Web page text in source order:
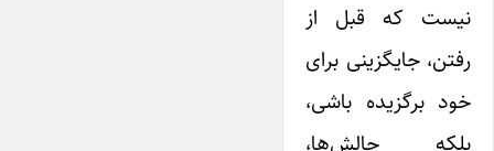
نیست که قبل از
رفتن، جایگزینی برای
خود برگزیده باشی،
بلکه چالش‌ها،